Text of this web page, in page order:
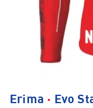
Erima · Evo